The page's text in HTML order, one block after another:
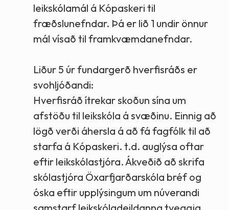
leikskólamál á Kópaskeri til
fræðslunefndar. Þá er lið 1 undir önnur
mál vísað til framkvæmdanefndar.
Liður 5 úr fundargerð hverfisráðs er
svohljóðandi:
Hverfisráð ítrekar skoðun sína um
afstöðu til leikskóla á svæðinu. Einnig að
lögð verði áhersla á að fá fagfólk til að
starfa á Kópaskeri. t.d. auglýsa oftar
eftir leikskólastjóra. Ákveðið að skrifa
skólastjóra Öxarfjarðarskóla bréf og
óska eftir upplýsingum um núverandi